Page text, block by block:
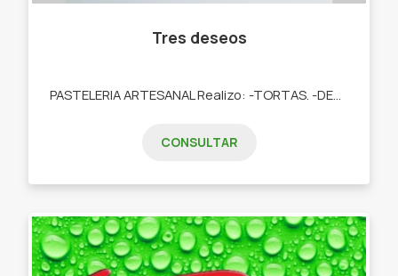
Tres deseos
CONSULTAR